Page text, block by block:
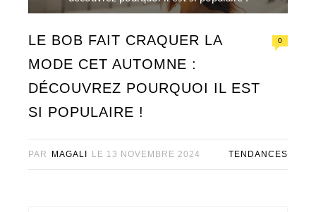
LE BOB FAIT CRAQUER LA
MODE CET AUTOMNE :
DÉCOUVREZ POURQUOI IL EST
SI POPULAIRE !
0
PAR MAGALI LE 13 NOVEMBRE 2024 TENDANCES